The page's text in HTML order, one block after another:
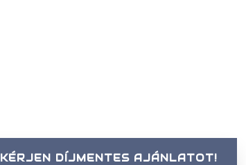
KÉRJEN DÍJMENTES AJÁNLATOT!